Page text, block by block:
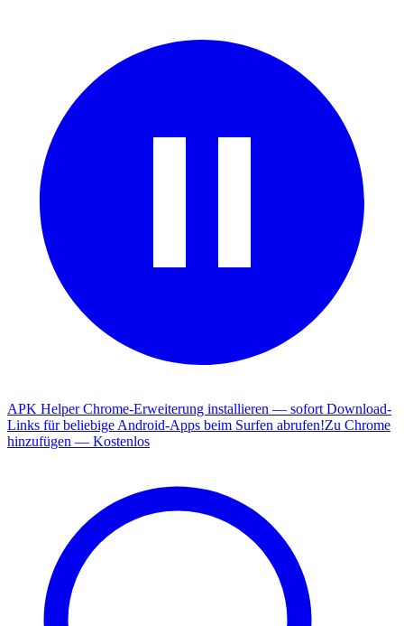
APK Helper Chrome-Erweiterung installieren — sofort Download-
Links für beliebige Android-Apps beim Surfen abrufen!Zu Chrome
hinzufügen — Kostenlos